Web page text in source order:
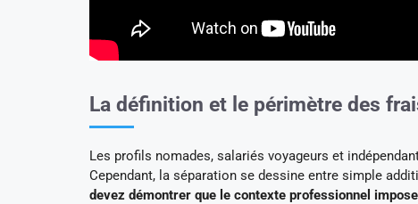
La définition et le périmètre des
Les profils nomades, salariés voyageurs et
Cependant, la séparation se dessine entre simple
devez démontrer que le contexte professionnel